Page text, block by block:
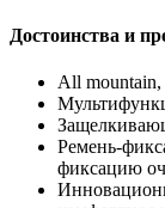
Достоинства и
All
Ремень-
фиксацию